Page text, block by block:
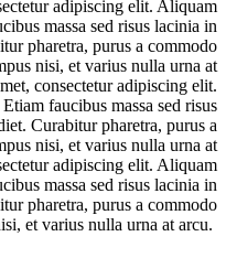
adipiscing elit. Aliquam
massa sed risus lacinia in
pharetra, purus a commodo
nisi, et varius nulla urna at
consectetur adipiscing elit.
faucibus massa sed risus
Curabitur pharetra, purus a
nisi, et varius nulla urna at
adipiscing elit. Aliquam
massa sed risus lacinia in
pharetra, purus a commodo
et varius nulla urna at arcu.